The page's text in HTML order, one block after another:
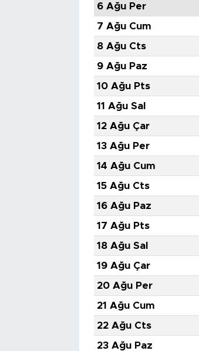
6 Ağu Per
7 Ağu Cum
8 Ağu Cts
9 Ağu Paz
10 Ağu Pts
11 Ağu Sal
12 Ağu Çar
13 Ağu Per
14 Ağu Cum
15 Ağu Cts
16 Ağu Paz
17 Ağu Pts
18 Ağu Sal
19 Ağu Çar
20 Ağu Per
21 Ağu Cum
22 Ağu Cts
23 Ağu Paz